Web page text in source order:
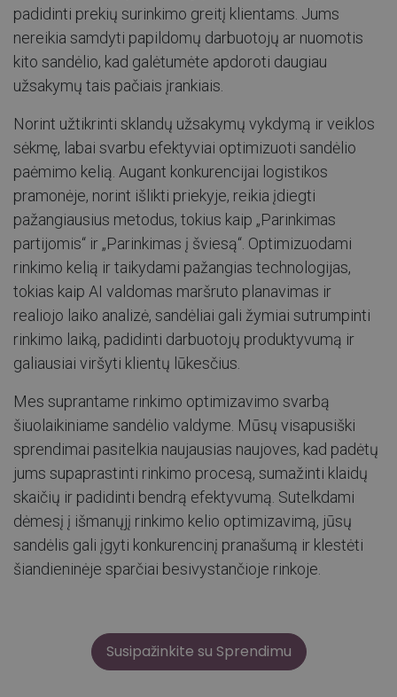
padidinti prekių surinkimo greitį klientams. Jums
nereikia samdyti papildomų darbuotojų ar nuomotis
kito sandėlio, kad galėtumėte apdoroti daugiau
užsakymų tais pačiais įrankiais.
Norint užtikrinti sklandų užsakymų vykdymą ir veiklos
sėkmę, labai svarbu efektyviai optimizuoti sandėlio
paėmimo kelią. Augant konkurencijai logistikos
pramonėje, norint išlikti priekyje, reikia įdiegti
pažangiausius metodus, tokius kaip „Parinkimas
partijomis“ ir „Parinkimas į šviesą“. Optimizuodami
rinkimo kelią ir taikydami pažangias technologijas,
tokias kaip AI valdomas maršruto planavimas ir
realiojo laiko analizė, sandėliai gali žymiai sutrumpinti
rinkimo laiką, padidinti darbuotojų produktyvumą ir
galiausiai viršyti klientų lūkesčius.
Mes suprantame rinkimo optimizavimo svarbą
šiuolaikiniame sandėlio valdyme. Mūsų visapusiški
sprendimai pasitelkia naujausias naujoves, kad padėtų
jums supaprastinti rinkimo procesą, sumažinti klaidų
skaičių ir padidinti bendrą efektyvumą. Sutelkdami
dėmesį į išmanųjį rinkimo kelio optimizavimą, jūsų
sandėlis gali įgyti konkurencinį pranašumą ir klestėti
šiandieninėje sparčiai besivystančioje rinkoje.
Susipažinkite su Sprendimu